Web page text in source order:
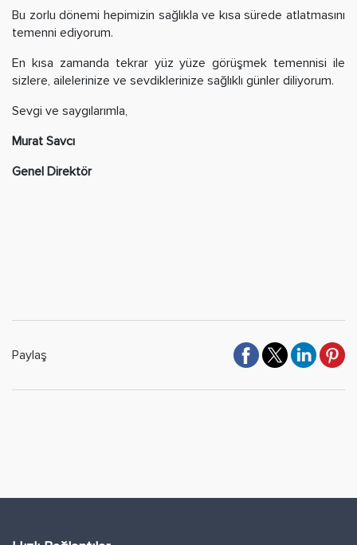
Bu zorlu dönemi hepimizin sağlıkla ve kısa sürede atlatmasını
temenni ediyorum.
En kısa zamanda tekrar yüz yüze görüşmek temennisi ile
sizlere, ailelerinize ve sevdiklerinize sağlıklı günler diliyorum.
Sevgi ve saygılarımla,
Murat Savcı
Genel Direktör
Paylaş